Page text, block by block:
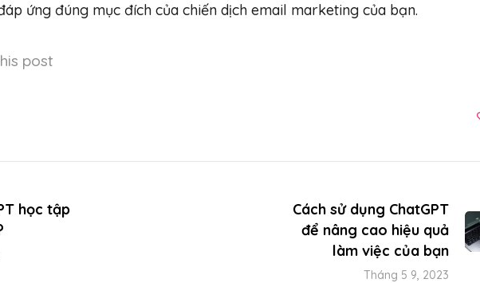
ứng đúng mục đích của chiến dịch email marketing của bạn.
post
học tập
Cách sử dụng ChatGPT
để nâng cao hiệu quả
làm việc của bạn
Tháng 5 9, 2023